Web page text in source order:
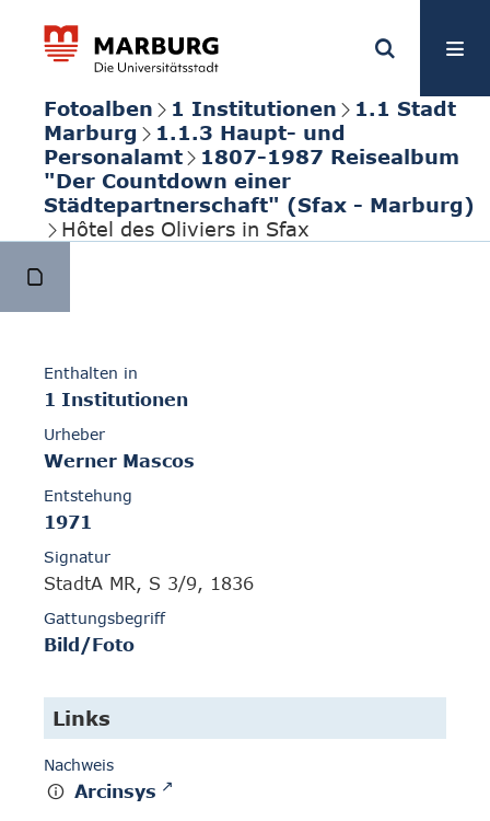
Fotoalben 1 Institutionen
1.1 Stadt
Marburg
1.1.3 Haupt- und
Personalamt
1807-1987 Reisealbum
"Der Countdown einer
Städtepartnerschaft" (Sfax - Marburg)
Hôtel des Oliviers in Sfax
Enthalten in
1 Institutionen
Urheber
Werner Mascos
Entstehung
1971
Signatur
StadtA MR, S 3/9, 1836
Gattungsbegriff
Bild/Foto
Links
Nachweis
Arcinsys